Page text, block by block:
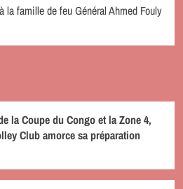
la famille de feu Général Ahmed Fouly
la Coupe du Congo et la Zone 4,
Club amorce sa préparation